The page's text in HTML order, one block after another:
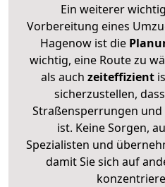
Ein weiterer
Vorbereitung eines
Hagenow ist die
wichtig, eine Route zu
als auch zeiteffizient
sicherzustellen,
Straßensperrungen
ist. Keine Sorgen,
Spezialisten und
damit Sie sich auf